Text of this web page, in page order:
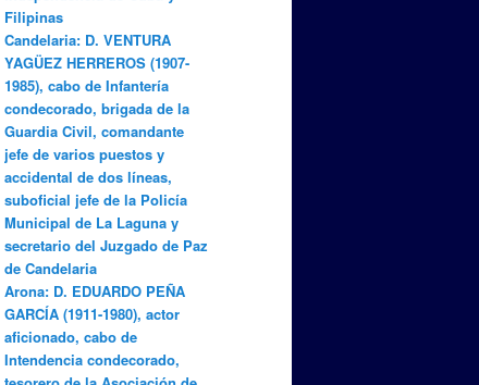
Filipinas
Candelaria: D. VENTURA
YAGÜEZ HERREROS (1907-
1985), cabo de Infantería
condecorado, brigada de la
Guardia Civil, comandante
jefe de varios puestos y
accidental de dos líneas,
suboficial jefe de la Policía
Municipal de La Laguna y
secretario del Juzgado de Paz
de Candelaria
Arona: D. EDUARDO PEÑA
GARCÍA (1911-1980), actor
aficionado, cabo de
Intendencia condecorado,